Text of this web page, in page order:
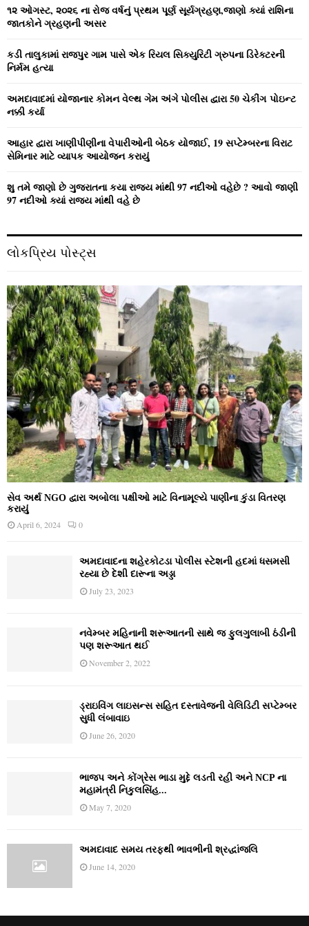
o
r
C
૧૨ ઓગસ્ટ, ૨૦૨૬ ના રોજ વર્ષનું પ્રથમ પૂર્ણ સૂર્યગ્રહણ,જાણો ક્યાં રાશિના
જાતકોને ગ્રહણની અસર
કડી તાલુકામાં રાજપુર ગામ પાસે એક રિયલ સિક્યુરિટી ગ્રુપના ડિરેક્ટરની
નિર્મમ હત્યા
અમદાવાદમાં યોજાનાર કોમન વેલ્‍થ ગેમ અંગે પોલીસ દ્વારા 50 ચેકીંગ પોઇન્‍ટ
નક્કી કર્યા
આહાર દ્વારા ખાણીપીણીના વેપારીઓની બેઠક યોજાઈ, 19 સપ્ટેમ્બરના વિરાટ
સેમિનાર માટે વ્યાપક આયોજન કરાયું
શુ તમે જાણો છે ગુજરાતના કયા રાજ્ય માંથી 97 નદીઓ વહેછે ? આવો જાણી
97 નદીઓ ક્યાં રાજ્ય માંથી વહે છે
લોકપ્રિય પોસ્ટ્સ
સેવ અર્થ NGO દ્વારા અબોલા પક્ષીઓ માટે વિનામૂલ્યે પાણીના કુંડા વિતરણ
કરાયું
April 6, 2024 0
અમદાવાદના શહેરકોટડા પોલીસ સ્ટેશની હદમાં ધસમસી
રહ્યા છે દેશી દારૂના અડ્ડા
July 23, 2023
નવેમ્‍બર મહિનાની શરૂઆતની સાથે જ ફુલગુલાબી ઠંડીની
પણ શરૂઆત થઈ
November 2, 2022
ડ્રાઇવિંગ લાઇસન્સ સહિત દસ્તાવેજની વેલિડિટી સપ્ટેમ્બર
સુધી લંબાવાઇ
June 26, 2020
ભાજપ અને કોંગ્રેસ ભાડા મુદ્દે લડતી રહી અને NCP ના
મહામંત્રી નિકુલસિંહ...
May 7, 2020
અમદાવાદ સમય તરફથી ભાવભીની શ્રદ્ધાંજલિ
June 14, 2020